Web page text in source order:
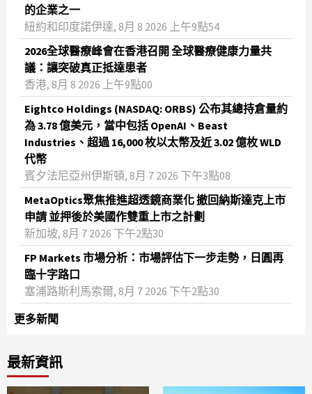
的企業之一
紐約和印度諾伊達, 8月 8 2026 上午9點54
2026全球醫療峰會在香港召開 全球醫療健康力量共
議：讓突破真正抵達患者
香港, 8月 8 2026 上午9點00
Eightco Holdings (NASDAQ: ORBS) 公布其總持倉量約
為 3.78 億美元，當中包括 OpenAI、Beast
Industries、超過 16,000 枚以太幣及近 3.02 億枚 WLD
代幣
賓夕法尼亞州伊斯頓, 8月 7 2026 下午3點08
MetaOptics聚焦推進超透鏡商業化 撤回納斯達克上市
申請 並押後於美國作雙重上市之計劃
新加坡, 8月 7 2026 下午2點30
FP Markets 市場分析：市場評估下一步走勢，日圓再
臨十字路口
塞浦路斯利馬索爾, 8月 7 2026 下午2點30
更多新聞
最新資訊